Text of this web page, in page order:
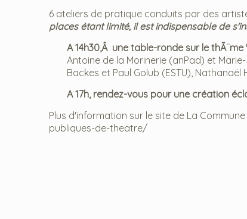
6 ateliers de pratique conduits par des
places étant limité, il est indispensable de
A 14h30,Â une table-ronde sur le thÃ¨me
Antoine de la Morinerie (anPad) et
Backes et Paul Golub (ESTU),
A 17h, rendez-vous pour une création
Plus d'information sur le site de La
publiques-de-theatre/